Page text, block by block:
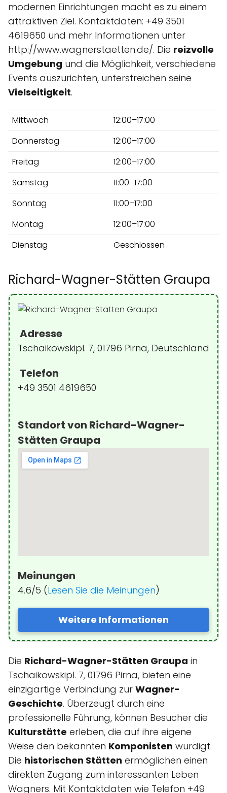
modernen Einrichtungen macht es zu einem
attraktiven Ziel. Kontaktdaten: +49 3501
4619650 und mehr Informationen unter
http://www.wagnerstaetten.de/. Die reizvolle
Umgebung und die Möglichkeit, verschiedene
Events auszurichten, unterstreichen seine
Vielseitigkeit.
Mittwoch
12:00–17:00
Donnerstag
12:00–17:00
Freitag
12:00–17:00
Samstag
11:00–17:00
Sonntag
11:00–17:00
Montag
12:00–17:00
Dienstag
Geschlossen
Richard-Wagner-Stätten Graupa
Adresse
Tschaikowskipl. 7, 01796 Pirna, Deutschland
Telefon
+49 3501 4619650
Standort von Richard-Wagner-
Stätten Graupa
Meinungen
4.6/5 (Lesen Sie die Meinungen)
Weitere Informationen
Die Richard-Wagner-Stätten Graupa in
Tschaikowskipl. 7, 01796 Pirna, bieten eine
einzigartige Verbindung zur Wagner-
Geschichte. Überzeugt durch eine
professionelle Führung, können Besucher die
Kulturstätte erleben, die auf ihre eigene
Weise den bekannten Komponisten würdigt.
Die historischen Stätten ermöglichen einen
direkten Zugang zum interessanten Leben
Wagners. Mit Kontaktdaten wie Telefon +49